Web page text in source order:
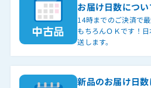
お届け日数につい
14時までのご決済で
もちろんＯＫです！
送します。
新品のお届け日